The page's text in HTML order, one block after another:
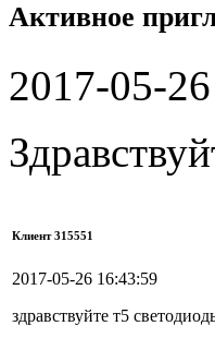
Активное
2017-05-
Клиент 315551
2017-05-26 16:43:59
здравствуйте т5